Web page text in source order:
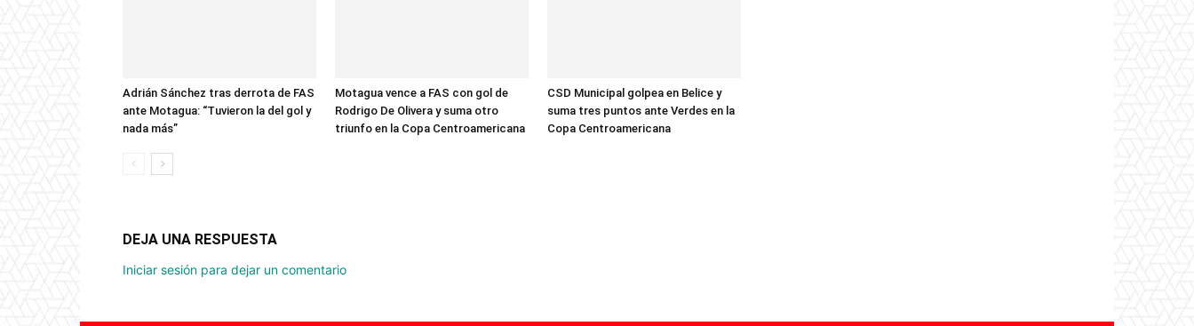
Adrián Sánchez tras derrota de FAS
ante Motagua: “Tuvieron la del gol y
nada más”
Motagua vence a FAS con gol de
Rodrigo De Olivera y suma otro
triunfo en la Copa Centroamericana
CSD Municipal golpea en Belice y
suma tres puntos ante Verdes en la
Copa Centroamericana
DEJA UNA RESPUESTA
Iniciar sesión para dejar un comentario